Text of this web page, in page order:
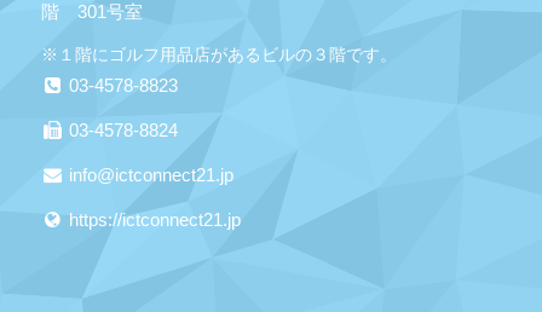
階 301号室
※１階にゴルフ用品店があるビルの３階です。
03-4578-8823
03-4578-8824
info@ictconnect21.jp
https://ictconnect21.jp